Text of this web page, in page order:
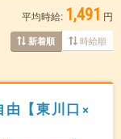
平均時給: 1,491 円
新着順 時給順
由【東川口×